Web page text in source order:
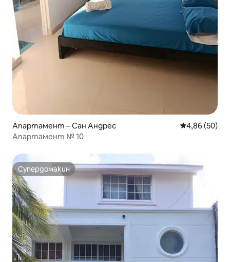
Апартамент – Сан Андрес Средна
4,86 (50)
Апартамент № 10
Супердомакин
Супердомакин